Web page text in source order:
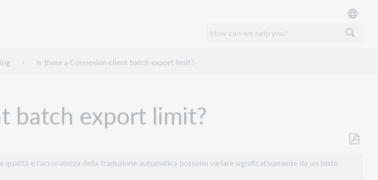
Is there a Connexion client batch export limit?
batch export limit?
e l'accuratezza della traduzione automatica possono variare significativamente da un testo